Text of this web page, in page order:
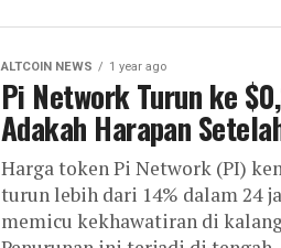
ALTCOIN NEWS 1 year ago
Pi Network Turun ke
Adakah Harapan
Harga token Pi Network (PI)
turun lebih dari 14% dalam 24
memicu kekhawatiran di